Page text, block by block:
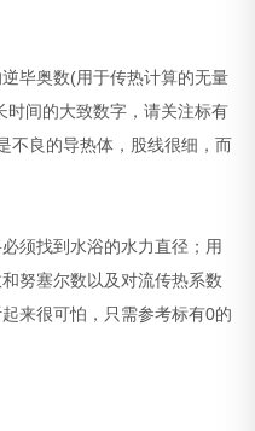
毕奥数(用于传热计算的无量
时间的大致数字，请关注标有
不良的导热体，股线很细，而
找到水浴的水力直径；用
努塞尔数以及对流传热系数
来很可怕，只需参考标有0的